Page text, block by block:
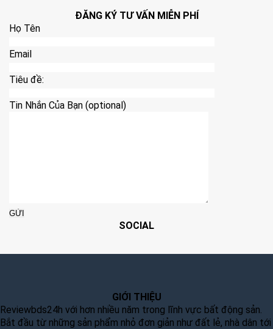
ĐĂNG KÝ TƯ VẤN MIỄN PHÍ
Họ Tên
Email
Tiêu đề:
Tin Nhắn Của Bạn (optional)
SOCIAL
GIỚI THIỆU
Reviewbds24h với hơn nhiều năm trong lĩnh vực bất động sản.
Bắt đầu từ những sản phẩm nhỏ đơn giản như đất lẻ, nhà dân tới